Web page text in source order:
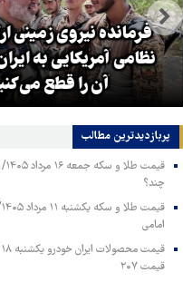
فرمانده نیروی زمینی
نظامی آمریکایی به
آن را قطع
پربازدیدترین‌ مطالب
چند؟
امامی
قیمت ۲۰۷